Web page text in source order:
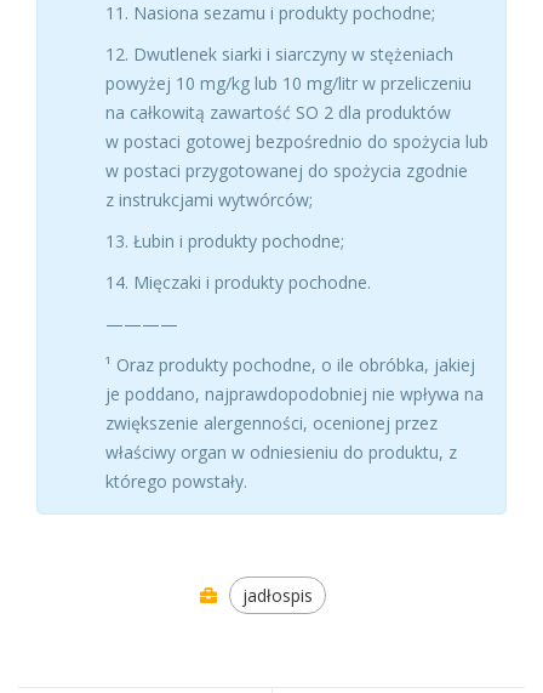
11. Nasiona sezamu i produkty pochodne;
12. Dwutlenek siarki i siarczyny w stężeniach
powyżej 10 mg/kg lub 10 mg/litr w przeliczeniu
na całkowitą zawartość SO 2 dla produktów
w postaci gotowej bezpośrednio do spożycia lub
w postaci przygotowanej do spożycia zgodnie
z instrukcjami wytwórców;
13. Łubin i produkty pochodne;
14. Mięczaki i produkty pochodne.
————
¹ Oraz produkty pochodne, o ile obróbka, jakiej
je poddano, najprawdopodobniej nie wpływa na
zwiększenie alergenności, ocenionej przez
właściwy organ w odniesieniu do produktu, z
którego powstały.
jadłospis